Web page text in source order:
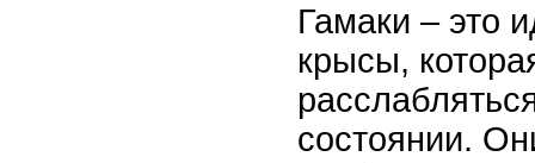
Гамаки – это
крысы,
состоянии.